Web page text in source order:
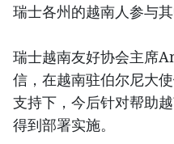
瑞士各州的越南人参与其
瑞士越南友好协会主席
信，在越南驻伯尔尼大
支持下，今后针对帮助
得到部署实施。